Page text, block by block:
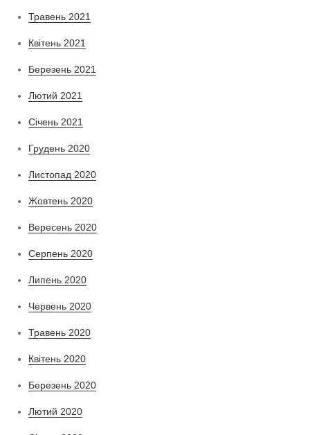
Травень 2021
Квітень 2021
Березень 2021
Лютий 2021
Січень 2021
Грудень 2020
Листопад 2020
Жовтень 2020
Вересень 2020
Серпень 2020
Липень 2020
Червень 2020
Травень 2020
Квітень 2020
Березень 2020
Лютий 2020